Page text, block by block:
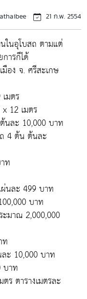
21 ก.พ. 2554
ในอุโบสถ ตามแต่
ารก็ได้
อง จ. ศรีสะเกษ
มตร
12 เมตร
นละ 10,000 บาท
4 ต้น ต้นละ
ท
นละ 499 บาท
บาท
มาณ 2,000,000
ะ 10,000 บาท
บาท
ร ตารางเมตรละ